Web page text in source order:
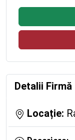
Detalii Firmă
Locație: